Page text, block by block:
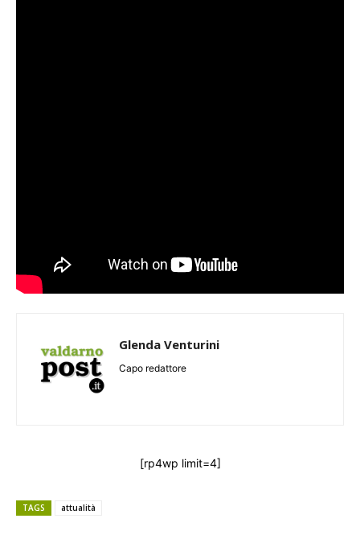
Glenda Venturini
Capo redattore
[rp4wp limit=4]
TAGS attualità